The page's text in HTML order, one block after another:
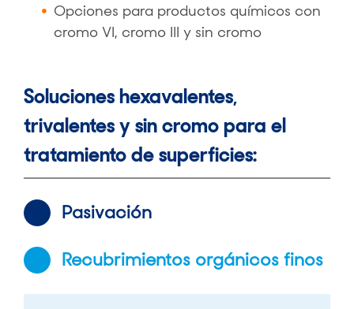
Opciones para productos químicos con
cromo VI, cromo III y sin cromo
Soluciones hexavalentes,
trivalentes y sin cromo para el
tratamiento de superficies:
Pasivación
Recubrimientos orgánicos finos